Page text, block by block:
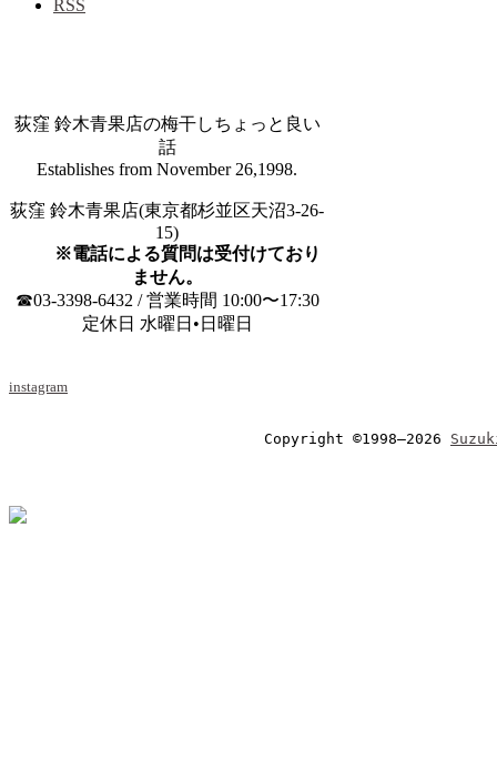
RSS
荻窪 鈴木青果店の梅干しちょっと良い
話
Establishes from November 26,1998.
荻窪 鈴木青果店(東京都杉並区天沼3-26-
15)
※電話による質問は受付けており
ません。
☎03-3398-6432 / 営業時間 10:00〜17:30
定休日 水曜日•日曜日
instagram
Copyright ©1998–2026